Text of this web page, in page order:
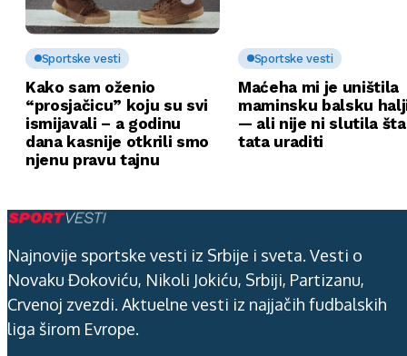
Sportske vesti
Kako sam oženio
“prosjačicu” koju su svi
ismijavali – a godinu
dana kasnije otkrili smo
njenu pravu tajnu
Sportske vesti
Maćeha mi je uništila
maminsku balsku
— ali nije ni slutila
tata uraditi
Najnovije sportske vesti iz Srbije i sveta. Vesti o
Novaku Đokoviću, Nikoli Jokiću, Srbiji, Partizanu,
Crvenoj zvezdi. Aktuelne vesti iz najjačih fudbalskih
liga širom Evrope.